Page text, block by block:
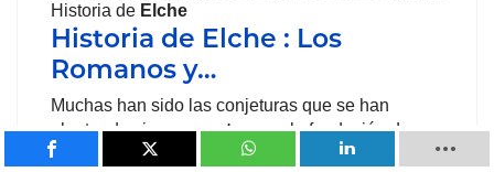
Historia de Elche
Historia de Elche : Los
Romanos y…
Muchas han sido las conjeturas que se han
planteado siempre en tornoa la fundación de
Elche
. La…